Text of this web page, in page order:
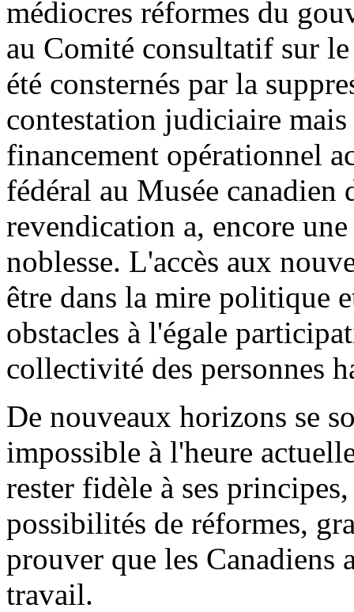
médiocres réformes du
au Comité consultatif sur
été consternés par la
contestation judiciaire
financement opérationnel
fédéral au Musée canadien
revendication a, encore
noblesse. L'accès aux
être dans la mire politique
obstacles à l'égale
collectivité des personnes
De nouveaux horizons se
impossible à l'heure
rester fidèle à ses
possibilités de réformes,
prouver que les Canadiens
travail.